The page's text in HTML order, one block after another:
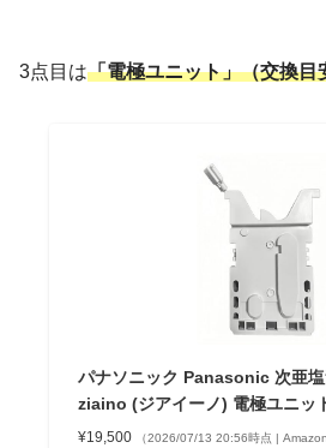
3点目は「電極ユニット」（交換目
パナソニック Panasonic 次亜
ziaino (ジアイーノ) 電極ユニッ
¥19,500 （2026/07/13 20:56時点 | Amazon